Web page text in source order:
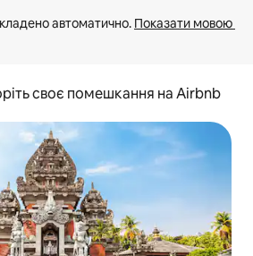
автоматично. Показати мовою
своє помешкання на Airbnb